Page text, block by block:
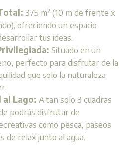
375 m² (10 m de frente x
ofreciendo un espacio
tus ideas.
Situado en un
perfecto para disfrutar de la
que solo la naturaleza
al Lago: A tan solo 3 cuadras
podrás disfrutar de
como pesca, paseos
de relax junto al agua.